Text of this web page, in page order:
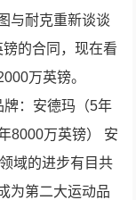
与耐克重新谈谈
的合同，现在看
万英镑。
牌：安德玛（5年
8000万英镑） 安
域的进步有目共
为第二大运动品